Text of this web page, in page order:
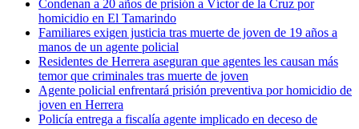
Condenan a 20 años de prisión a Víctor de la Cruz por
homicidio en El Tamarindo
Familiares exigen justicia tras muerte de joven de 19 años a
manos de un agente policial
Residentes de Herrera aseguran que agentes les causan más
temor que criminales tras muerte de joven
Agente policial enfrentará prisión preventiva por homicidio de
joven en Herrera
Policía entrega a fiscalía agente implicado en deceso de